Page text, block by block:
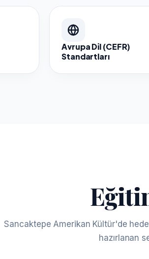
Avrupa Dil (CEFR)
Standartları
Sancaktepe Amerikan Kültür'de
hazırlanan